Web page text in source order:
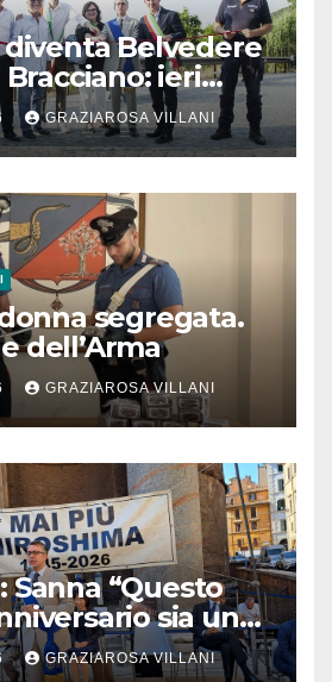
diventa Belvedere
ieri
GRAZIAROSA VILLANI
segregata.
dell’Arma
GRAZIAROSA VILLANI
Sanna “Questo
sia un
tutti”
GRAZIAROSA VILLANI